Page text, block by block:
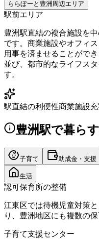
ららぽーと豊洲周辺エリア
駅前エリア
豊洲駅直結の複合施設を
です。商業施設やオフィ
用事を済ませることがで
並び、都市的なライフス
す。
駅直結の利便性商業施設充
豊洲駅で暮ら
子育て 助成金・支援
生活
認可保育所の整備
江東区では待機児童対策
り、豊洲地区にも複数の
子育て支援センター